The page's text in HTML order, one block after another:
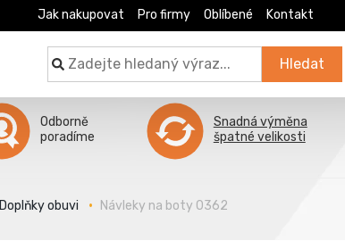
Jak nakupovat Pro firmy Oblíbené Kontakt
Hledat
Odborně
poradíme
Snadná výměna
špatné velikosti
Doplňky obuvi Návleky na boty 0362